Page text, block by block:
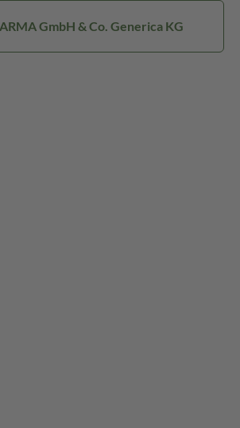
GmbH & Co. Generica KG